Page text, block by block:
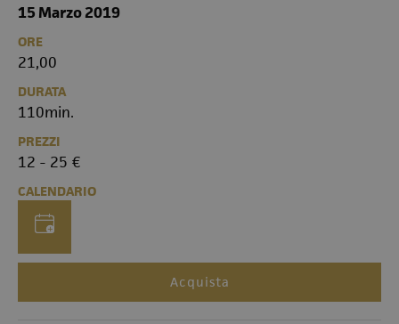
15 Marzo 2019
ORE
21,00
DURATA
110min.
PREZZI
12 - 25 €
CALENDARIO
Acquista